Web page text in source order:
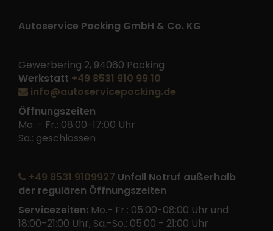
Autoservice Pocking GmbH & Co. KG
Gewerbering 2, 94060 Pocking
Werkstatt +49 8531 910 99 10
info@autoservicepocking.de
Öffnungszeiten
Mo. - Fr.: 08:00-17:00 Uhr
Sa.: geschlossen
+49 8531 9109927 Unfall Notruf außerhalb
der regulären Öffnungszeiten
Servicezeiten: Mo.- Fr.: 05:00-08:00 Uhr und
18:00-21:00 Uhr, Sa.-So.: 05:00 - 21:00 Uhr